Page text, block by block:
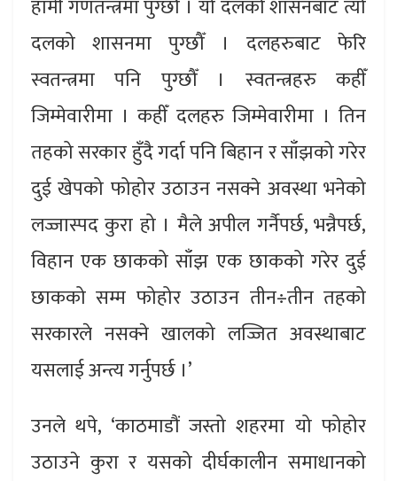
हामी गणतन्त्रमा पुग्छौँ । यो दलको शासनबाट त्यो
दलको शासनमा पुग्छौँ । दलहरुबाट फेरि
स्वतन्त्रमा पनि पुग्छौँ । स्वतन्त्रहरु कहीँ
जिम्मेवारीमा । कहीँ दलहरु जिम्मेवारीमा । तिन
तहको सरकार हुँदै गर्दा पनि बिहान र साँझको गरेर
दुई खेपको फोहोर उठाउन नसक्ने अवस्था भनेको
लज्जास्पद कुरा हो । मैले अपील गर्नैपर्छ, भन्नैपर्छ,
विहान एक छाकको साँझ एक छाकको गरेर दुई
छाकको सम्म फोहोर उठाउन तीन÷तीन तहको
सरकारले नसक्ने खालको लज्जित अवस्थाबाट
यसलाई अन्त्य गर्नुपर्छ ।’
उनले थपे, ‘काठमाडौं जस्तो शहरमा यो फोहोर
उठाउने कुरा र यसको दीर्घकालीन समाधानको